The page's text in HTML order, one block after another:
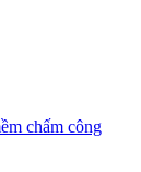
chấm công